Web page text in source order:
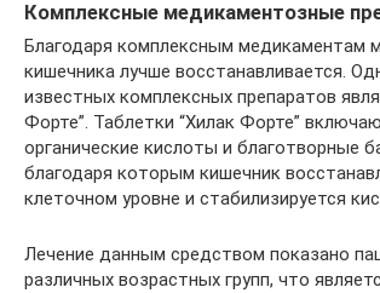
Комплексные медикаментозные
Благодаря комплексным медикаментам
кишечника лучше восстанавливается.
известных комплексных препаратов
Форте”. Таблетки “Хилак Форте”
органические кислоты и благотворные
благодаря которым кишечник
клеточном уровне и стабилизируется
Лечение данным средством показано
различных возрастных групп, что